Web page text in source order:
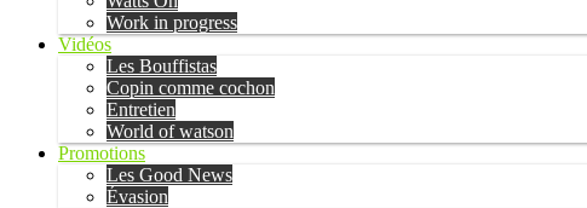
Work in progress
Vidéos
Les Bouffistas
Copin comme cochon
Entretien
World of watson
Promotions
Les Good News
Évasion